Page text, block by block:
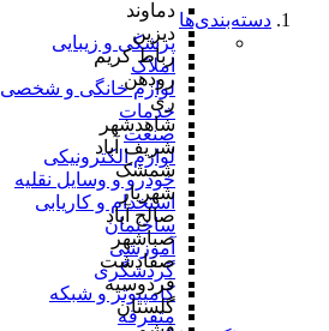
دماوند
دیزین
رباط کریم
رودهن
ری
شاهدشهر
شریف آباد
شمشک
شهریار
صالح آباد
صباشهر
صفادشت
فردوسیه
گلستان
دسته‌بندی‌ها
پزشکی و زیبایی
املاک
لوازم خانگی و شخصی
خدمات
صنعت
لوازم الکترونیکی
خودرو و وسایل نقلیه
استخدام و کاریابی
ساختمان
آموزشی
گردشگری
کامپیوتر و شبکه
متفرقه